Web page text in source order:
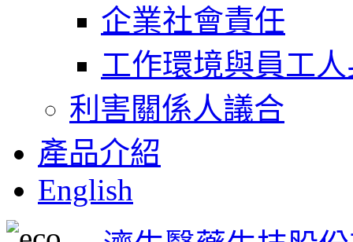
企業社會責任
工作環境與員工
利害關係人議合
產品介紹
English